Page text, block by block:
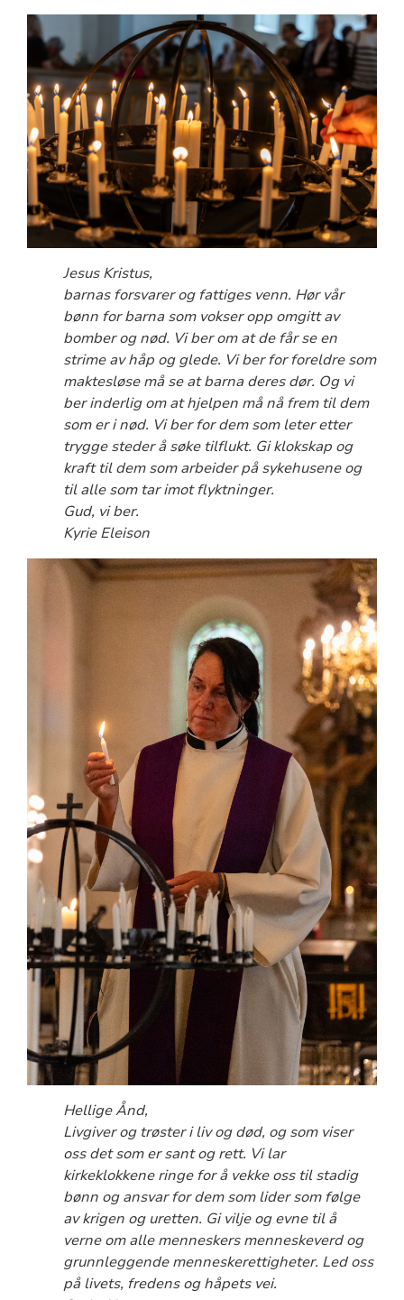
Jesus Kristus,
barnas forsvarer og fattiges venn. Hør vår
bønn for barna som vokser opp omgitt av
bomber og nød. Vi ber om at de får se en
strime av håp og glede. Vi ber for foreldre som
maktesløse må se at barna deres dør. Og vi
ber inderlig om at hjelpen må nå frem til dem
som er i nød. Vi ber for dem som leter etter
trygge steder å søke tilflukt. Gi klokskap og
kraft til dem som arbeider på sykehusene og
til alle som tar imot flyktninger.
Gud, vi ber.
Kyrie Eleison
Hellige Ånd,
Livgiver og trøster i liv og død, og som viser
oss det som er sant og rett. Vi lar
kirkeklokkene ringe for å vekke oss til stadig
bønn og ansvar for dem som lider som følge
av krigen og uretten. Gi vilje og evne til å
verne om alle menneskers menneskeverd og
grunnleggende menneskerettigheter. Led oss
på livets, fredens og håpets vei.